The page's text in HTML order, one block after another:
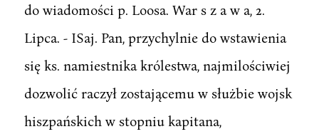
do wiadomości p. Loosa. War s z a w a, 2.
Lipca. - ISaj. Pan, przychylnie do wstawienia
się ks. namiestnika królestwa, najmilościwiej
dozwolić raczył zostającemu w służbie wojsk
hiszpańskich w stopniu kapitana,